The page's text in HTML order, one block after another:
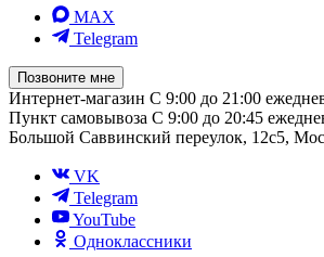
MAX
Telegram
Позвоните мне
Интернет-магазин С 9:00 до 21:00
Пункт самовывоза С 9:00 до 20:45
Большой Саввинский переулок, 12с5,
VK
Telegram
YouTube
Одноклассники